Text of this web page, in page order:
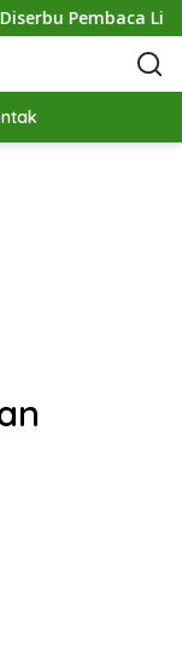
Pembaca